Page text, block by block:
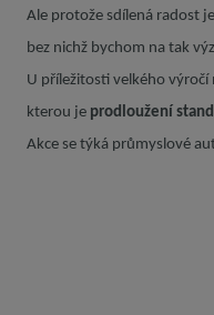
Ale protože sdílená radost
bez nichž bychom na tak
U příležitosti velkého výročí
kterou je prodloužení
Akce se týká průmyslové